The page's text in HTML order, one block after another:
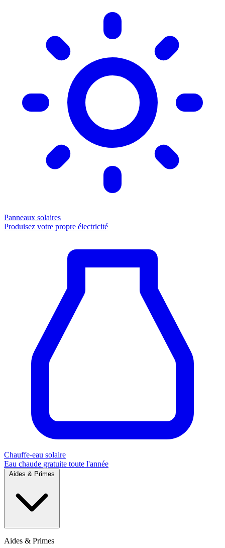
Panneaux solaires
Produisez votre propre électricité
Chauffe-eau solaire
Eau chaude gratuite toute l'année
Aides & Primes